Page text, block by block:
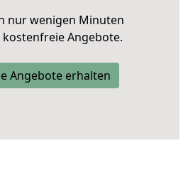
nur wenigen Minuten
Angebote.
Angebote erhalten